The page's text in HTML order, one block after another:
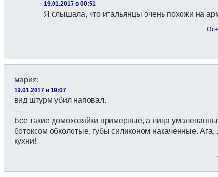
19.01.2017 в 00:51
Я слышала, что итальянцы очень похожи на
мария:
19.01.2017 в 19:07
вид штурм убил наповал.
—
Все такие домохозяйки примерные, а лица
ботоксом обколотые, губы силиконом накаченные. Ага,
кухни!